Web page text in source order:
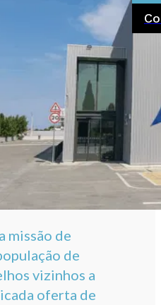
missão de
de
vizinhos a
oferta de